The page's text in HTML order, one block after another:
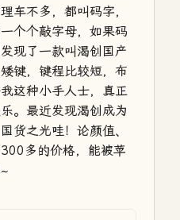
车不多，都叫码字，
个个敲字母，如果码
现了一款叫渴创国产
键，键程比较短，布
这种小手人士，真正
。最近发现渴创成为
货之光哇！论颜值、
多的价格，能被苹